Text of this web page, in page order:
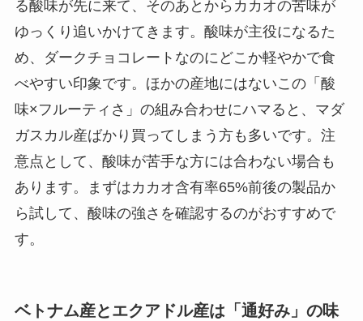
る酸味が先に来て、そのあとからカカオの苦味が
ゆっくり追いかけてきます。酸味が主役になるた
め、ダークチョコレートなのにどこか軽やかで食
べやすい印象です。ほかの産地にはないこの「酸
味×フルーティさ」の組み合わせにハマると、マダ
ガスカル産ばかり買ってしまう方も多いです。注
意点として、酸味が苦手な方には合わない場合も
あります。まずはカカオ含有率65%前後の製品か
ら試して、酸味の強さを確認するのがおすすめで
す。
ベトナム産とエクアドル産は「通好み」の味